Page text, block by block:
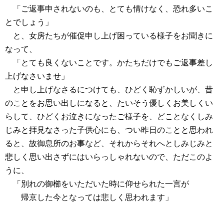
「ご返事申されないのも、とても情けなく、恐れ多いこ
とでしょう」
と、女房たちが催促申し上げ困っている様子をお聞きに
なって、
「とても良くないことです。かたちだけでもご返事差し
上げなさいませ」
と申し上げなさるにつけても、ひどく恥ずかしいが、昔
のことをお思い出しになると、たいそう優しくお美しくい
らして、ひどくお泣きになったご様子を、どことなくしみ
じみと拝見なさった子供心にも、つい昨日のことと思われ
ると、故御息所のお事など、それからそれへとしみじみと
悲しく思い出さずにはいらっしゃれないので、ただこのよ
うに、
「別れの御櫛をいただいた時に仰せられた一言が
帰京した今となっては悲しく思われます」